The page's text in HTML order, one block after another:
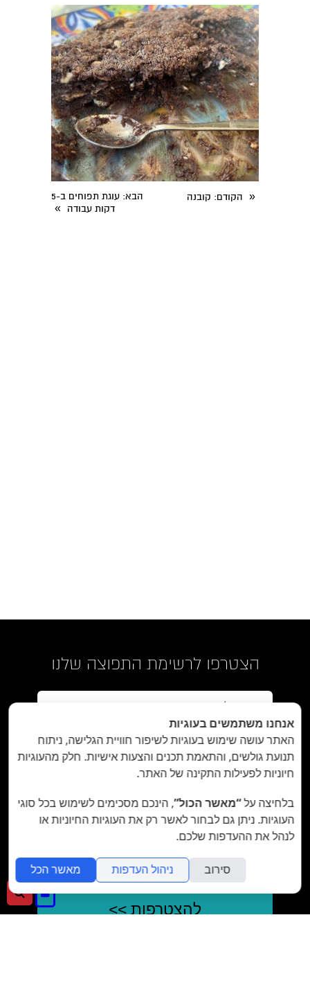
« הקודם: קובנה הבא
: עוגת תפוחים ב-5
דקות עבודה »
הצטרפו לרשימת התפוצה שלנו
הלקוחות וקבלת הודעות מאתר זה בלבד (לא
ספאם)
כניסה
לאתר
אנחנו משתמשים בעוגיות
האתר עושה שימוש בעוגיות לשיפור חוויית הגלישה, ניתוח
תנועת גולשים, והתאמת תכנים והצעות אישיות. חלק מהעוגיות
חיוניות לפעילות התקינה של האתר.
בלחיצה על“מאשר הכול”, הינכם מסכימים לשימוש בכל סוגי
העוגיות. ניתן גם לבחור לאשר רק את העוגיות החיוניות או
לנהל את ההעדפות שלכם.
סירוב ניהול העדפות מאשר הכל